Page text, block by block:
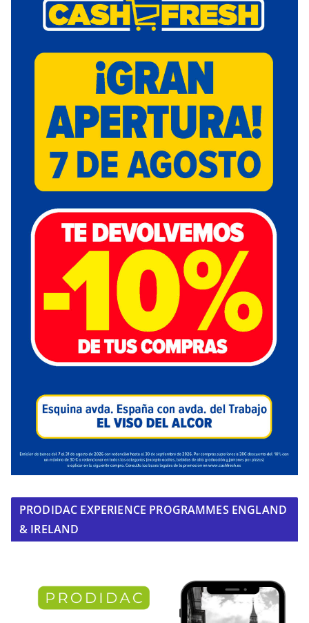
PRODIDAC EXPERIENCE PROGRAMMES ENGLAND
& IRELAND